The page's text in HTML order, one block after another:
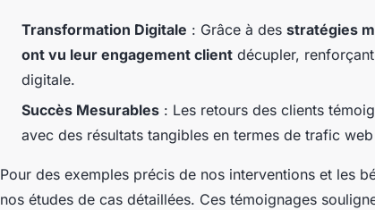
Transformation Digitale : Grâce à des stratégies
ont vu leur engagement client décupler,
digitale.
Succès Mesurables : Les retours des clients
avec des résultats tangibles en termes de trafic
Pour des exemples précis de nos interventions et les
nos études de cas détaillées. Ces témoignages